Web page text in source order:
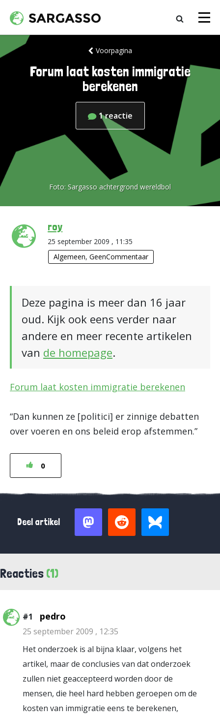
Voorpagina
Forum laat kosten immigratie
berekenen
1reactie
Foto: Sargasso achtergrond wereldbol
roy
25 september 2009 , 11:35
Algemeen,GeenCommentaar
Deze pagina is meer dan 16 jaar
oud. Kijk ook eens verder naar
andere en meer recente artikelen
van de homepage.
Forum laat kosten immigratie berekenen
“Dan kunnen ze [politici] er zinnige debatten
over voeren en ons beleid erop afstemmen.”
0
Deel artikel
Reacties (1)
#1 pedro
25 september 2009 , 12:35
Het onderzoek is al bijna klaar, volgens het
artikel, maar de conclusies van dat onderzoek
zullen niet geaccepteerd worden door de
mensen, die heel hard hebben geroepen om de
kosten van immigratie eens te berekenen,